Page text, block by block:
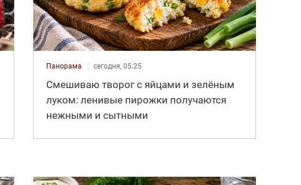
Панорама сегодня, 05:25
Смешиваю творог с яйцами и зелёным
луком: ленивые пирожки получаются
нежными и сытными